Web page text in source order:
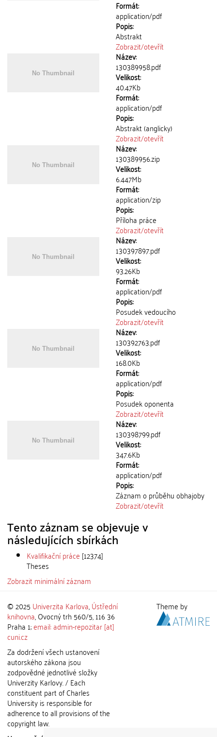
Formát:
application/pdf
Popis:
Abstrakt
Zobrazit/otevřít
Název:
130389958.pdf
Velikost:
40.47Kb
Formát:
application/pdf
Popis:
Abstrakt (anglicky)
Zobrazit/otevřít
Název:
130389956.zip
Velikost:
6.447Mb
Formát:
application/zip
Popis:
Příloha práce
Zobrazit/otevřít
Název:
130397897.pdf
Velikost:
93.26Kb
Formát:
application/pdf
Popis:
Posudek vedoucího
Zobrazit/otevřít
Název:
130392763.pdf
Velikost:
168.0Kb
Formát:
application/pdf
Popis:
Posudek oponenta
Zobrazit/otevřít
Název:
130398799.pdf
Velikost:
347.6Kb
Formát:
application/pdf
Popis:
Záznam o průběhu obhajoby
Zobrazit/otevřít
Tento záznam se objevuje v
následujících sbírkách
Kvalifikační práce [12374]
Theses
Zobrazit minimální záznam
© 2025 Univerzita Karlova,Ústřední
knihovna, Ovocný trh 560/5, 116 36
Praha 1;email: admin-repozitar [at]
cuni.cz
Za dodržení všech ustanovení
autorského zákona jsou
zodpovědné jednotlivé složky
Univerzity Karlovy. / Each
constituent part of Charles
University is responsible for
adherence to all provisions of the
copyright law.
Theme by